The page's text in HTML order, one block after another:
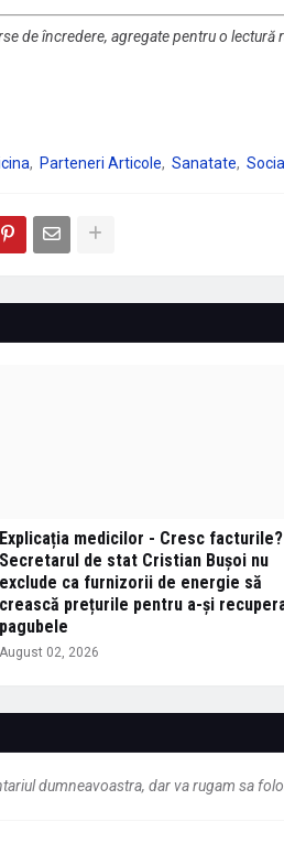
de încredere, agregate pentru o lectură
Parteneri Articole Sanatate
Explicația medicilor - Cresc facturile?
Secretarul de stat Cristian Buşoi nu
exclude ca furnizorii de energie să
crească prețurile pentru a-și
pagubele
August 02, 2026
dumneavoastra, dar va rugam sa